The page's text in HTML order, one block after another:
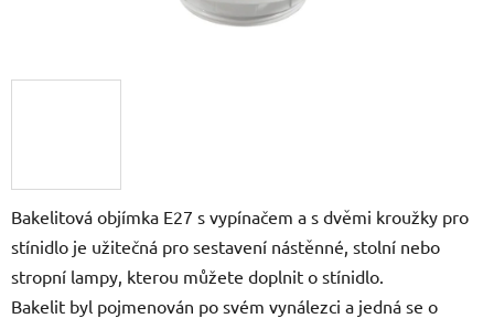
Bakelitová objímka E27 s vypínačem a s dvěmi kroužky pro
stínidlo je užitečná pro sestavení nástěnné, stolní nebo
stropní lampy, kterou můžete doplnit o stínidlo.
Bakelit byl pojmenován po svém vynálezci a jedná se o